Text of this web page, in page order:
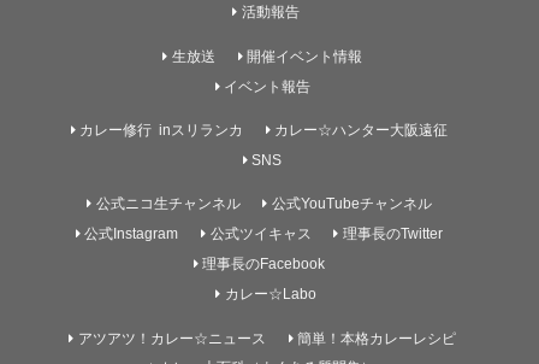
活動報告
生放送
開催イベント情報
イベント報告
カレー修行 inスリランカ
カレー☆ハンター大阪遠征
SNS
公式ニコ生チャンネル
公式YouTubeチャンネル
公式Instagram
公式ツイキャス
理事長のTwitter
理事長のFacebook
カレー☆Labo
アツアツ！カレー☆ニュース
簡単！本格カレーレシピ